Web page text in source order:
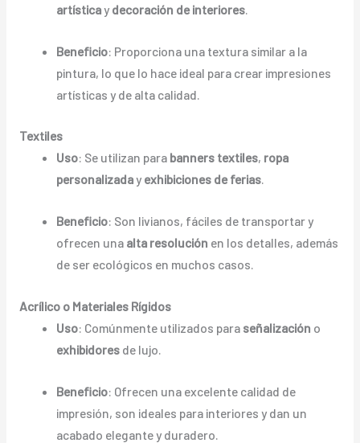
artísticay decoración de interiores
Beneficio: Proporciona una textura similar a la
pintura, lo que lo hace ideal para crear impresiones
artísticas y de alta calidad.
Textiles
Uso: Se utilizan para banners textiles, ropa
personalizaday exhibiciones de ferias.
Beneficio: Son livianos, fáciles de transportar y
ofrecen una alta resolución en los detalles, además
de ser ecológicos en muchos casos.
Acrílico o Materiales Rígidos
Uso: Comúnmente utilizados para señalización o
exhibidores de lujo.
Beneficio: Ofrecen una excelente calidad de
impresión, son ideales para interiores y dan un
acabado elegante y duradero.